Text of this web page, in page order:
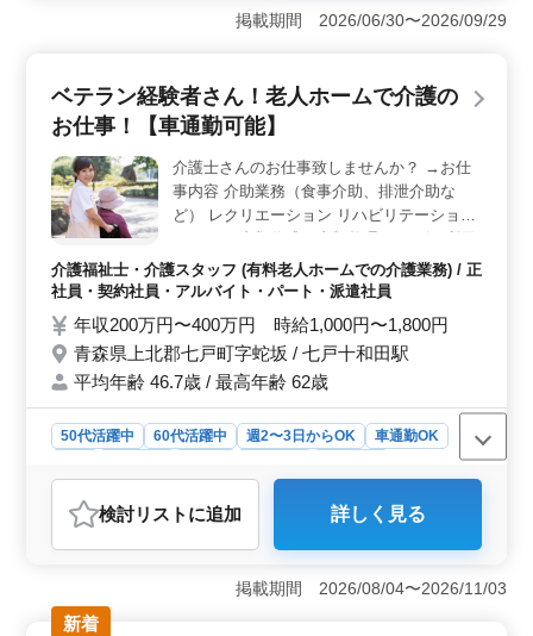
ト・安全・品質管理や発注者との打合せ、施工図作成を
担当します。電気工事施工管理の経験を活かし、現場全
（土日祝休み）で年間休日は121日あります。残業も少な
めで、プライベートの時間を確保しながら働けま
が可能で通勤しやすい環境です。交通費実費支給（上限
なし）、単身寮ありと生活面のサポートも整っており、
安心して勤務できます。
掲載期間 2026/06/30〜2026/09/29
ベテラン経験者さん！老人ホームで介護の
お仕事！【車通勤可能】
介護士さんのお仕事致しませんか？ →お仕
事内容 介助業務（食事介助、排泄介助な
ど） レクリエーション リハビリテーション
者の家族との相談、助言 等 →ポイント 車通
勤可能 シニア世代大歓迎の企業様 ベテラン
ご応募お待ちしております！
介護福祉士・介護スタッフ (有料老人ホームでの介護業務) / 正
社員・契約社員・アルバイト・パート・派遣社員
年収200万円〜400万円 時給1,000円〜1,800円
青森県上北郡七戸町字蛇坂 / 七戸十和田駅
平均年齢 46.7歳 / 最高年齢 62歳
50代活躍中 60代活躍中 週2〜3日からOK
車通勤OK
介護福祉士・介護スタッフ
おすすめポイント
＜ベテラン経験者歓迎＞ 50代、60代のベテラン経験者
が活躍中で、豊富な経験を持つ方に最適な職場です。介
護の実務経験を活かして、安心して働くことができま
す。 ＜車通勤の利便性＞ 施設は車通勤が可能で、
検討リスト に追加 詳しく見る
掲載期間 2026/08/04〜2026/11/03
新着